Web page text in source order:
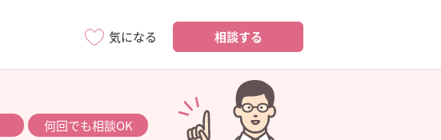
気になる 相談する
何回でも相談OK